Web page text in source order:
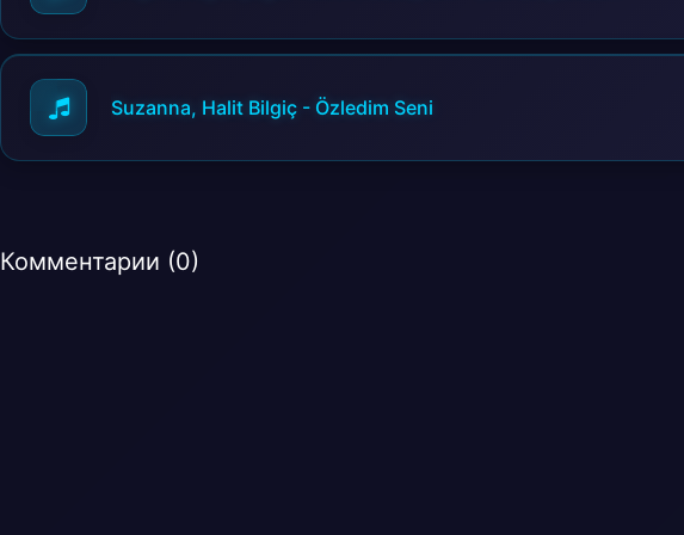
Seni özlüyorum Bunu görüyorum
Yine yürüyorum Yine yürüyorum
Bunu biliyorum Bugün evet
Suzanna, Halit Bilgiç - Özledim Seni
Комментарии (0)